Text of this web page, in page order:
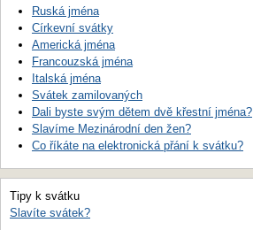
Ruská jména
Církevní svátky
Americká jména
Francouzská jména
Italská jména
Svátek zamilovaných
Dali byste svým dětem dvě křestní jména?
Slavíme Mezinárodní den žen?
Co říkáte na elektronická přání k svátku?
Tipy k svátku
Slavíte svátek?